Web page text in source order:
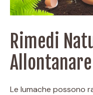
Rimedi
Le lumache possono